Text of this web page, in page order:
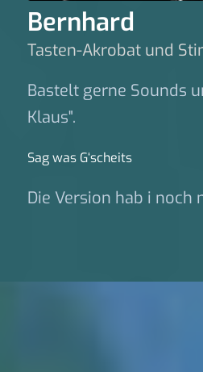
Bernhard
Tasten-Akrobat und
Bastelt gerne Sounds
Klaus".
Sag was G‘scheits
Die Version hab i noch